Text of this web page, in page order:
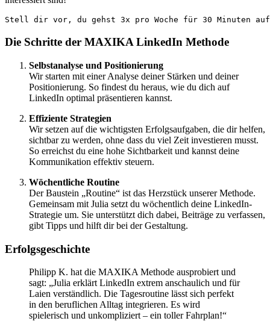
Stell dir vor, du gehst 3x pro Woche für 30 Minuten
Die Schritte der MAXIKA LinkedIn Methode
Selbstanalyse und Positionierung
Wir starten mit einer Analyse deiner Stärken und deiner
Positionierung. So findest du heraus, wie du dich auf
LinkedIn optimal präsentieren kannst.
Effiziente Strategien
Wir setzen auf die wichtigsten Erfolgsaufgaben, die dir helfen,
sichtbar zu werden, ohne dass du viel Zeit investieren musst.
So erreichst du eine hohe Sichtbarkeit und kannst deine
Kommunikation effektiv steuern.
Wöchentliche Routine
Der Baustein „Routine“ ist das Herzstück unserer Methode.
Gemeinsam mit Julia setzt du wöchentlich deine LinkedIn-
Strategie um. Sie unterstützt dich dabei, Beiträge zu verfassen,
gibt Tipps und hilft dir bei der Gestaltung.
Erfolgsgeschichte
Philipp K. hat die MAXIKA Methode ausprobiert und
sagt: „Julia erklärt LinkedIn extrem anschaulich und für
Laien verständlich. Die Tagesroutine lässt sich perfekt
in den beruflichen Alltag integrieren. Es wird
spielerisch und unkompliziert – ein toller Fahrplan!“